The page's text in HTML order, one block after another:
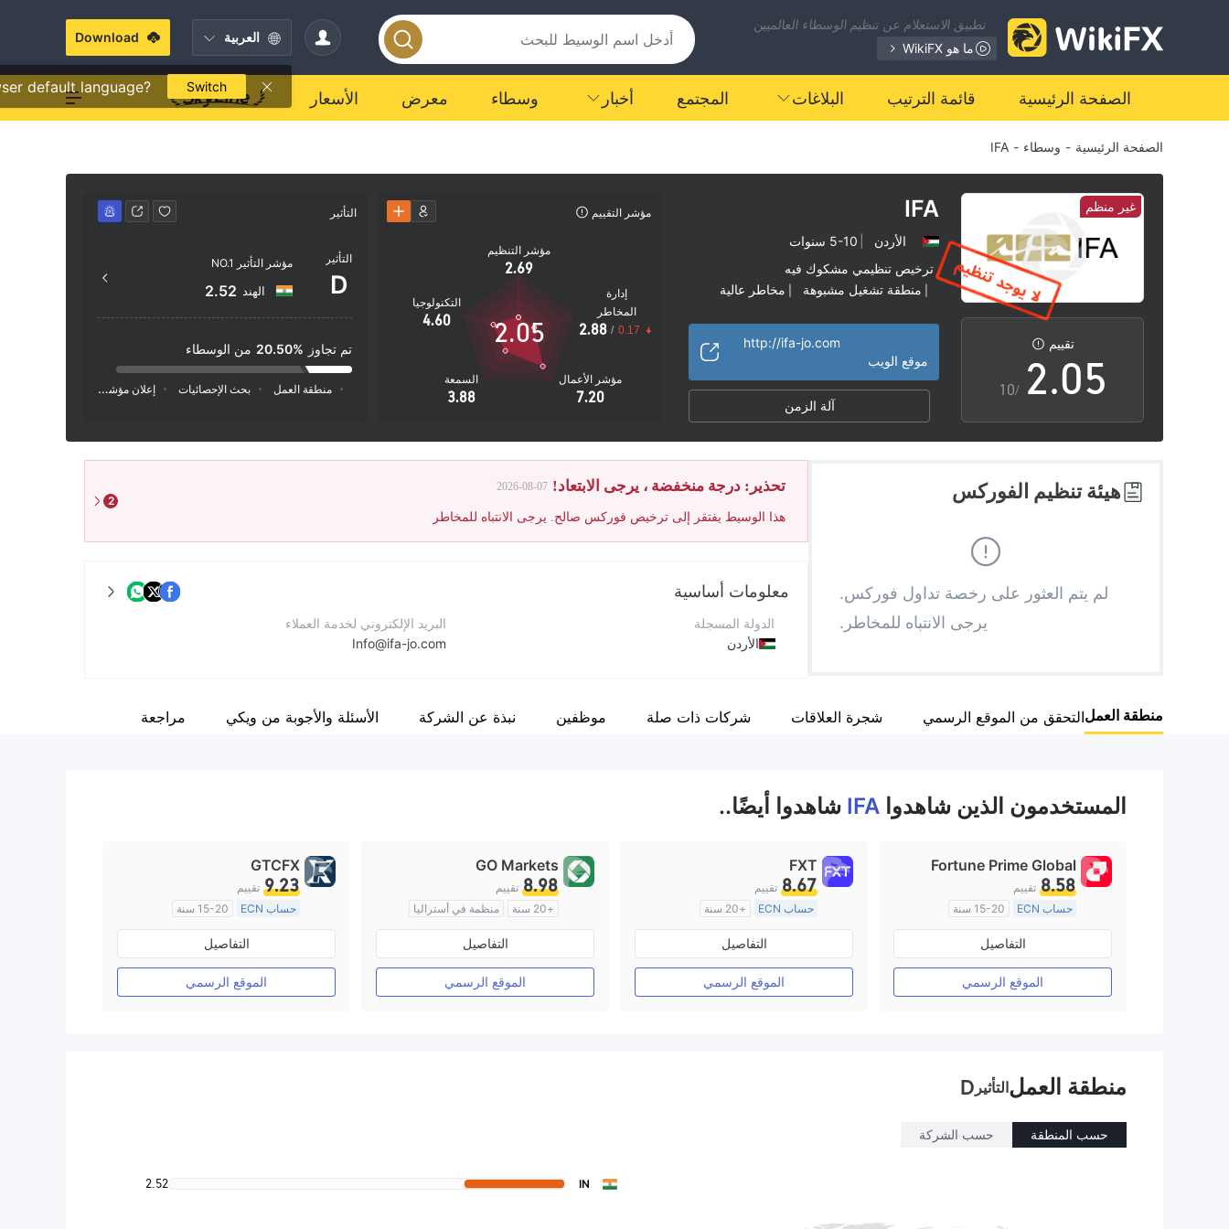
تطبيق الاستعلام عن تنظيم الوسطاء العالميين
ما هو WikiFX
العربية
default language? Switch
Download
الصفحة الرئيسية قائمة الترتيب البلاغات المجتمع أخبار وسطاء معرض الأسعار
الصفحة الرئيسية - وسطاء -
IFA
غير منظم
تقييم
0
1
2
3
4
6
.0
1
2
4
6
8
9
0
1
2
3
4
5
6
7
9
/10
IFA
الأردن
5-10 سنوات
ترخيص تنظيمي مشكوك فيه
منطقة تشغيل مشبوهة مخاطر عالية
http://ifa-jo.com
موقع الويب
آلة الزمن
مؤشر التقييم
مؤشر التنظيم
2.69
التكنولوجيا
4.60
السمعة
3.88
مؤشر الأعمال
7.20
إدارة
المخاطر
2.88 / 0.17
2.05
التأثير
التأثير
D
مؤشر التأثير NO.1
الهند 2.52
تم تجاوز 20.50% من الوسطاء
منطقة العمل بحث الإحصائيات إعلان مؤشر السوشيال ميديا
هيئة تنظيم الفوركس
لم يتم العثور على رخصة تداول فوركس.
يرجى الانتباه للمخاطر.
تحذير: درجة منخفضة ، يرجى الابتعاد! 2026-08-07
هذا الوسيط يفتقر إلى ترخيص فوركس صالح. يرجى الانتباه للمخاطر
2
معلومات أساسية
الدولة المسجلة
الأردن
اسم الشركة
البريد الإلكتروني لخدمة العملاء
Info@ifa-jo.com
موقع الشركة
منطقة العملالتحقق من الموقع الرسمي شجرة العلاقات شركات ذات صلة موظفين نبذة عن الشركة الأسئلة والأجوبة من ويكي مراجعة
المستخدمون الذين شاهدوا IFA شاهدوا أيضًا..
Fortune Prime Global
8.58 تقييم
حساب ECN
15-20 سنة
منظمة في أستراليا
صناعة السوق (MM)
رخصة كاملة ميتاتريدر ٤
التفاصيل
الموقع الرسمي
FXT
8.67 تقييم
حساب ECN
+20 سنة
منظمة في أستراليا
صناعة السوق (MM)
رخصة كاملة ميتاتريدر ٤
التفاصيل
الموقع الرسمي
GO Markets
8.98 تقييم
+20 سنة
منظمة في أستراليا
صناعة السوق (MM)
cTrader
التفاصيل
الموقع الرسمي
GTCFX
9.23 تقييم
حساب ECN
15-20 سنة
منظمة في المملكة المتحدة
صناعة السوق (MM)
رخصة كاملة ميتاتريدر ٤
التفاصيل
الموقع الرسمي
منطقة العملالتأثير D
حسب المنطقة حسب الشركة
IN
2.52